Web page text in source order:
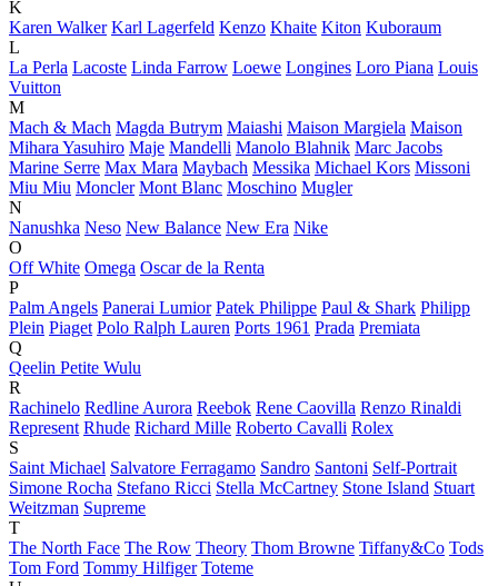
K
Karen Walker Karl Lagerfeld Kenzo Khaite Kiton Kuboraum
L
La Perla Lacoste Linda Farrow Loewe Longines Loro Piana Louis
Vuitton
M
Mach & Mach Magda Butrym Maiashi Maison Margiela Maison
Mihara Yasuhiro Maje Mandelli Manolo Blahnik Marc Jacobs
Marine Serre Max Mara Maybach Messika Michael Kors Missoni
Miu Miu Moncler Mont Blanc Moschino Mugler
N
Nanushka Neso New Balance New Era Nike
O
Off White Omega Oscar de la Renta
P
Palm Angels Panerai Lumior Patek Philippe Paul & Shark Philipp
Plein Piaget Polo Ralph Lauren Ports 1961 Prada Premiata
Q
Qeelin Petite Wulu
R
Rachinelo Redline Aurora Reebok Rene Caovilla Renzo Rinaldi
Represent Rhude Richard Mille Roberto Cavalli Rolex
S
Saint Michael Salvatore Ferragamo Sandro Santoni Self-Portrait
Simone Rocha Stefano Ricci Stella McCartney Stone Island Stuart
Weitzman Supreme
T
The North Face The Row Theory Thom Browne Tiffany&Co Tods
Tom Ford Tommy Hilfiger Toteme